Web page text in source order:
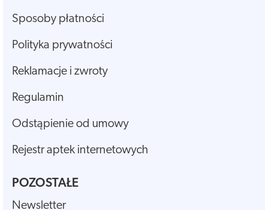
Sposoby płatności
Polityka prywatności
Reklamacje i zwroty
Regulamin
Odstąpienie od umowy
Rejestr aptek internetowych
POZOSTAŁE
Newsletter